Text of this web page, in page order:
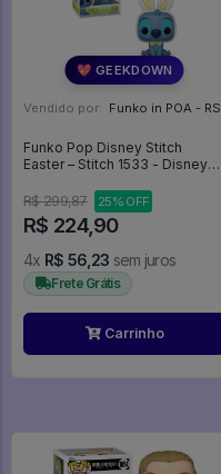
💖 GEEKDOWN
Vendido por: Funko in POA - RS
Funko Pop Disney Stitch
Easter – Stitch 1533 - Disney
R$ 299,87
25% OFF
R$ 224,90
4x R$ 56,23 sem juros
Frete Grátis
Carrinho